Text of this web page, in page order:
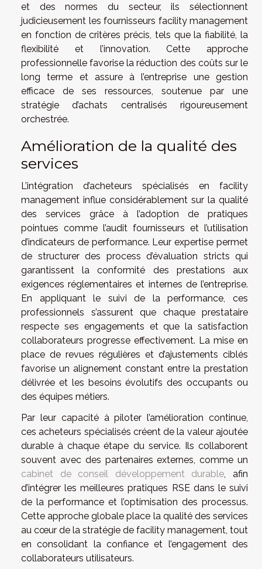
et des normes du secteur, ils sélectionnent
judicieusement les fournisseurs facility management
en fonction de critères précis, tels que la fiabilité, la
flexibilité et l’innovation. Cette approche
professionnelle favorise la réduction des coûts sur le
long terme et assure à l’entreprise une gestion
efficace de ses ressources, soutenue par une
stratégie d’achats centralisés rigoureusement
orchestrée.
Amélioration de la qualité des
services
L’intégration d’acheteurs spécialisés en facility
management influe considérablement sur la qualité
des services grâce à l’adoption de pratiques
pointues comme l’audit fournisseurs et l’utilisation
d’indicateurs de performance. Leur expertise permet
de structurer des process d’évaluation stricts qui
garantissent la conformité des prestations aux
exigences réglementaires et internes de l’entreprise.
En appliquant le suivi de la performance, ces
professionnels s’assurent que chaque prestataire
respecte ses engagements et que la satisfaction
collaborateurs progresse effectivement. La mise en
place de revues régulières et d’ajustements ciblés
favorise un alignement constant entre la prestation
délivrée et les besoins évolutifs des occupants ou
des équipes métiers.
Par leur capacité à piloter l’amélioration continue,
ces acheteurs spécialisés créent de la valeur ajoutée
durable à chaque étape du service. Ils collaborent
souvent avec des partenaires externes, comme un
cabinet de conseil développement durable, afin
d’intégrer les meilleures pratiques RSE dans le suivi
de la performance et l’optimisation des processus.
Cette approche globale place la qualité des services
au cœur de la stratégie de facility management, tout
en consolidant la confiance et l’engagement des
collaborateurs utilisateurs.